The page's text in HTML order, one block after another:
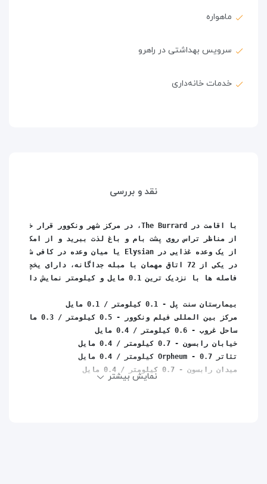
ماهواره
سرویس بهداشتی در راهرو
خدمات خانه‌داری
نقد و بررسی
نمایش بیشتر